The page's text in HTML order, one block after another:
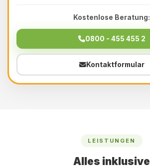
Kostenlose Beratung:
0800 - 455 455 2
Kontaktformular
LEISTUNGEN
Alles inklusive